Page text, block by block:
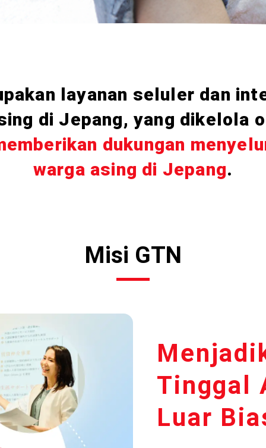
layanan seluler dan
di Jepang, yang dikelola
dukungan
warga asing di Jepang.
Misi GTN
Tinggal
Luar